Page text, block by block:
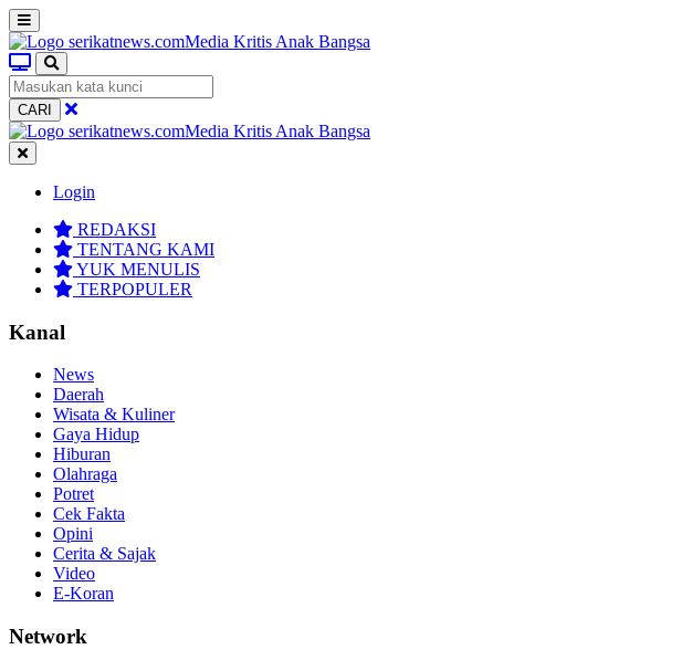
CARI
Login
REDAKSI
TENTANG KAMI
YUK MENULIS
TERPOPULER
Kanal
News
Daerah
Wisata & Kuliner
Gaya Hidup
Hiburan
Olahraga
Potret
Cek Fakta
Opini
Cerita & Sajak
Video
E-Koran
Network